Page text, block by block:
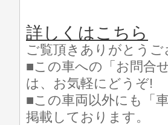
詳しくはこちら
ご覧頂きありがとうご
■この車への「お問合
は、お気軽にどうぞ!
■この車両以外にも「
掲載しております。